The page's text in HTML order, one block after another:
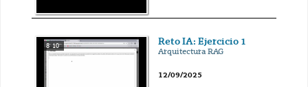
8' 10'' Reto IA: Ejercicio 1
Arquitectura RAG
12/09/2025